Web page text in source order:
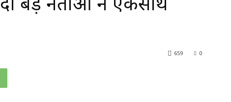
0
659